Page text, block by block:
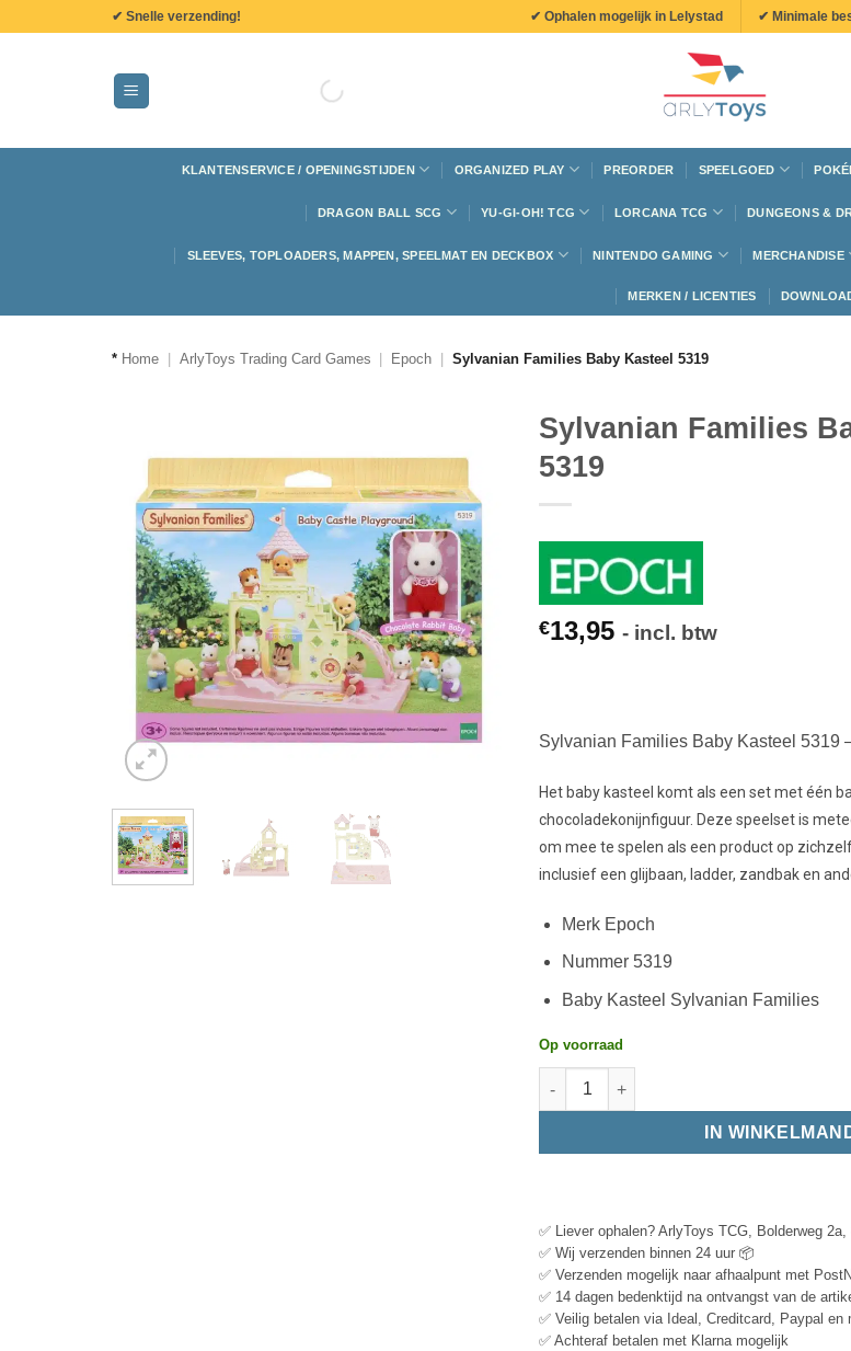
✔ Snelle verzending! ✔ Ophalen mogelijk in Lelystad ✔ Minimale
KLANTENSERVICE / OPENINGSTIJDEN ORGANIZED PLAY PREORDER SPEELGOED
DRAGON BALL SCG YU-GI-OH! TCG LORCANA TCG DUNGEONS &
SLEEVES, TOPLOADERS, MAPPEN, SPEELMAT EN DECKBOX NINTENDO GAMING MERCHANDISE
MERKEN / LICENTIES
* Home ArlyToys Trading Card Games Epoch Sylvanian Families Baby Kasteel 5319
Sylvanian Families
5319
€13,95 - incl. btw
Sylvanian Families Baby Kasteel 5319
Het baby kasteel komt als een set met één
chocoladekonijnfiguur. Deze speelset is
om mee te spelen als een product op
inclusief een glijbaan, ladder, zandbak en
Merk Epoch
Nummer 5319
Baby Kasteel Sylvanian Families
Op voorraad
IN
✅ Liever ophalen? ArlyToys TCG, Bolderweg
✅ Wij verzenden binnen 24 uur 📦
✅ Verzenden mogelijk naar afhaalpunt met
✅ 14 dagen bedenktijd na ontvangst van de
✅ Veilig betalen via Ideal, Creditcard, Paypal en
✅ Achteraf betalen met Klarna mogelijk